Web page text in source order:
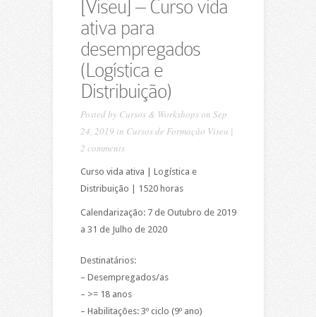
[Viseu] – Curso vida
ativa para
desempregados
(Logística e
Distribuição)
Posted by Cursos & Workshopson Sep
24, 2019 in Cursos de Formação Viseu |
2 comments
Curso vida ativa | Logística e
Distribuição | 1520 horas
Calendarização: 7 de Outubro de 2019
a 31 de Julho de 2020
Destinatários:
– Desempregados/as
– >= 18 anos
– Habilitações: 3º ciclo (9º ano)